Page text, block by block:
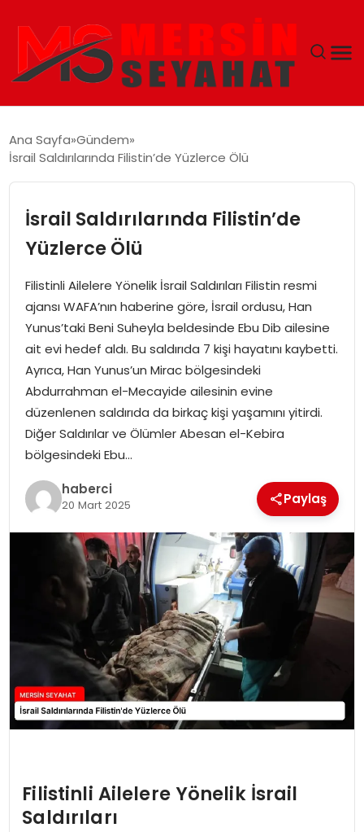
EĞITIM
TEKNOLOJI
GÜNCEL
Ana Sayfa Gündem
İsrail Saldırılarında Filistin’de Yüzlerce Ölü
İsrail Saldırılarında Filistin’de
Yüzlerce Ölü
Filistinli Ailelere Yönelik İsrail Saldırıları Filistin resmi
ajansı WAFA’nın haberine göre, İsrail ordusu, Han
Yunus’taki Beni Suheyla beldesinde Ebu Dib ailesine
ait evi hedef aldı. Bu saldırıda 7 kişi hayatını kaybetti.
Ayrıca, Han Yunus’un Mirac bölgesindeki
Abdurrahman el-Mecayide ailesinin evine
düzenlenen saldırıda da birkaç kişi yaşamını yitirdi.
Diğer Saldırılar ve Ölümler Abesan el-Kebira
bölgesindeki Ebu…
haberci
20 Mart 2025 Paylaş
Filistinli Ailelere Yönelik İsrail
Saldırıları